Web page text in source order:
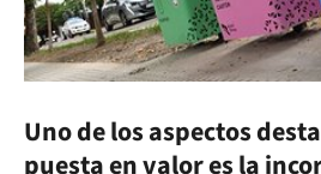
Uno de los aspectos
puesta en valor es la